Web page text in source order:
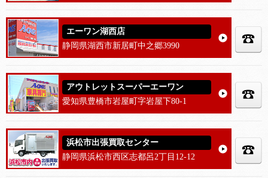
エーワン湖西店
静岡県湖西市新居町中之郷3990
アウトレットスーパーエーワン
愛知県豊橋市岩屋町字岩屋下80-1
浜松市出張買取センター
静岡県浜松市西区志都呂2丁目12-12